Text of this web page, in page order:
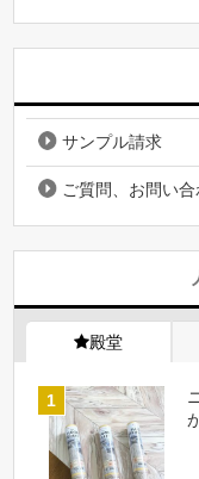
サンプル請求
ご質問、お問い
殿堂